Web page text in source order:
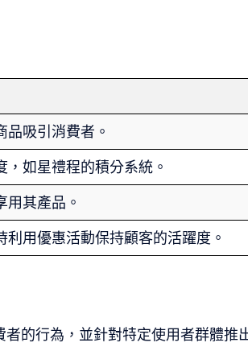
吸引消費者。
如星禮程的積分系統。
其產品。
用優惠活動保持顧客的活躍度。
的行為，並針對特定使用者群體推